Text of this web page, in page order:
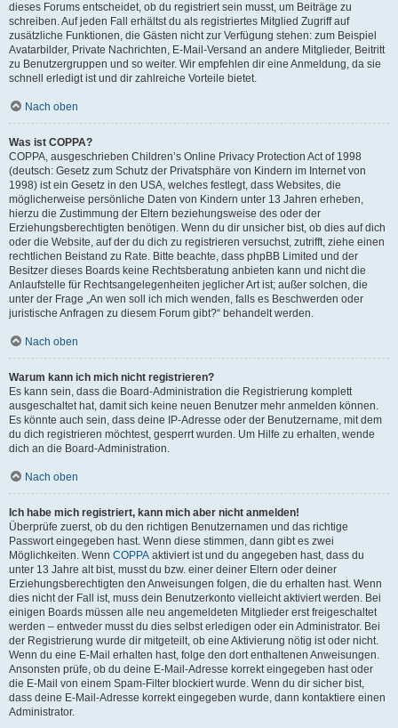
dieses Forums entscheidet, ob du registriert sein musst, um Beiträge zu
schreiben. Auf jeden Fall erhältst du als registriertes Mitglied Zugriff auf
zusätzliche Funktionen, die Gästen nicht zur Verfügung stehen: zum Beispiel
Avatarbilder, Private Nachrichten, E-Mail-Versand an andere Mitglieder, Beitritt
zu Benutzergruppen und so weiter. Wir empfehlen dir eine Anmeldung, da sie
schnell erledigt ist und dir zahlreiche Vorteile bietet.
Nach oben
Was ist COPPA?
COPPA, ausgeschrieben Children’s Online Privacy Protection Act of 1998
(deutsch: Gesetz zum Schutz der Privatsphäre von Kindern im Internet von
1998) ist ein Gesetz in den USA, welches festlegt, dass Websites, die
möglicherweise persönliche Daten von Kindern unter 13 Jahren erheben,
hierzu die Zustimmung der Eltern beziehungsweise des oder der
Erziehungsberechtigten benötigen. Wenn du dir unsicher bist, ob dies auf dich
oder die Website, auf der du dich zu registrieren versuchst, zutrifft, ziehe einen
rechtlichen Beistand zu Rate. Bitte beachte, dass phpBB Limited und der
Besitzer dieses Boards keine Rechtsberatung anbieten kann und nicht die
Anlaufstelle für Rechtsangelegenheiten jeglicher Art ist; außer solchen, die
unter der Frage „An wen soll ich mich wenden, falls es Beschwerden oder
juristische Anfragen zu diesem Forum gibt?“ behandelt werden.
Nach oben
Warum kann ich mich nicht registrieren?
Es kann sein, dass die Board-Administration die Registrierung komplett
ausgeschaltet hat, damit sich keine neuen Benutzer mehr anmelden können.
Es könnte auch sein, dass deine IP-Adresse oder der Benutzername, mit dem
du dich registrieren möchtest, gesperrt wurden. Um Hilfe zu erhalten, wende
dich an die Board-Administration.
Nach oben
Ich habe mich registriert, kann mich aber nicht anmelden!
Überprüfe zuerst, ob du den richtigen Benutzernamen und das richtige
Passwort eingegeben hast. Wenn diese stimmen, dann gibt es zwei
Möglichkeiten. Wenn COPPA aktiviert ist und du angegeben hast, dass du
unter 13 Jahre alt bist, musst du bzw. einer deiner Eltern oder deiner
Erziehungsberechtigten den Anweisungen folgen, die du erhalten hast. Wenn
dies nicht der Fall ist, muss dein Benutzerkonto vielleicht aktiviert werden. Bei
einigen Boards müssen alle neu angemeldeten Mitglieder erst freigeschaltet
werden – entweder musst du dies selbst erledigen oder ein Administrator. Bei
der Registrierung wurde dir mitgeteilt, ob eine Aktivierung nötig ist oder nicht.
Wenn du eine E-Mail erhalten hast, folge den dort enthaltenen Anweisungen.
Ansonsten prüfe, ob du deine E-Mail-Adresse korrekt eingegeben hast oder
die E-Mail von einem Spam-Filter blockiert wurde. Wenn du dir sicher bist,
dass deine E-Mail-Adresse korrekt eingegeben wurde, dann kontaktiere einen
Administrator.